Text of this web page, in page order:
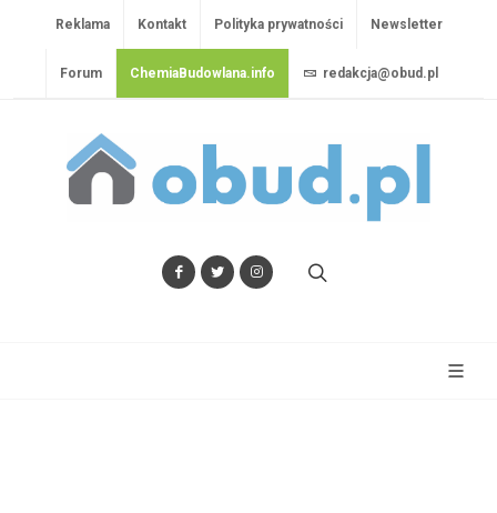
Reklama Kontakt Polityka prywatności Newsletter
Forum ChemiaBudowlana.info redakcja@obud.pl